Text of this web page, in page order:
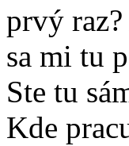
prvý
sa mi tu
Ste tu
Kde